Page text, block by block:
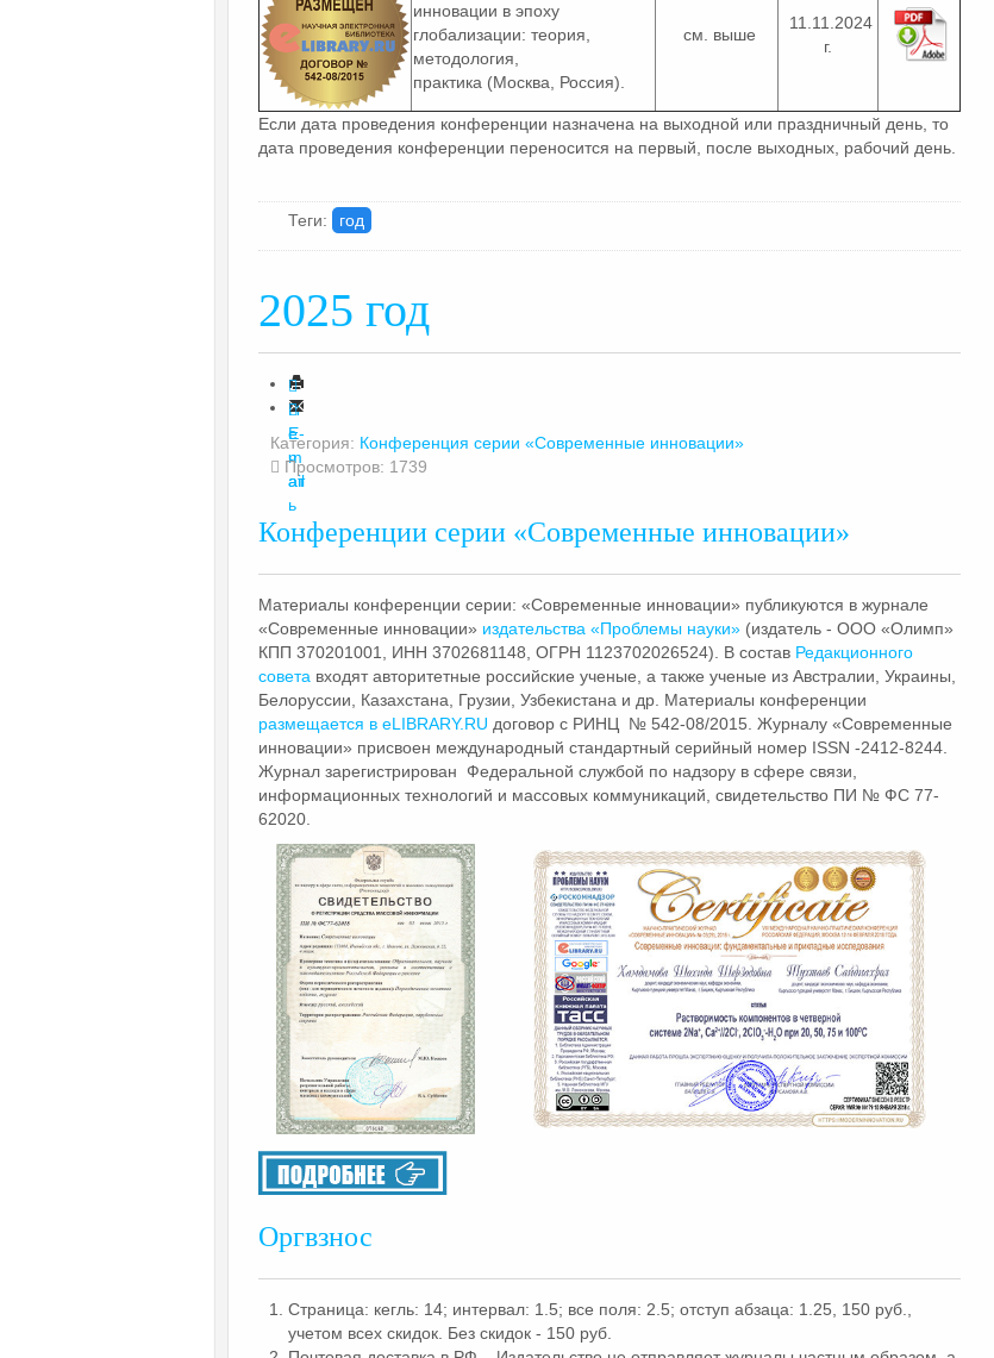
инновации в эпоху
глобализации: теория,
методология,
практика (Москва, Россия).
см. выше
11.11.2024
г.
Если дата проведения конференции назначена на выходной или праздничный день, то
дата проведения конференции переносится на первый, после выходных, рабочий день.
Теги: год
2025 год
П
е
ч
ат
ь
E-
m
ail
Категория: Конференция серии «Современные инновации»
Просмотров: 1739
Конференции серии «Современные инновации»
Материалы конференции серии: «Современные инновации» публикуются в журнале
«Современные инновации» издательства «Проблемы науки» (издатель - ООО «Олимп»
КПП 370201001, ИНН 3702681148, ОГРН 1123702026524). В состав Редакционного
совета входят авторитетные российские ученые, а также ученые из Австралии, Украины,
Белоруссии, Казахстана, Грузии, Узбекистана и др. Материалы конференции
размещается в eLIBRARY.RU договор с РИНЦ № 542-08/2015. Журналу «Современные
инновации» присвоен международный стандартный серийный номер ISSN -2412-8244.
Журнал зарегистрирован Федеральной службой по надзору в сфере связи,
информационных технологий и массовых коммуникаций, свидетельство ПИ № ФС 77-
62020.
Оргвзнос
Страница: кегль: 14; интервал: 1.5; все поля: 2.5; отступ абзаца: 1.25, 150 руб.,
учетом всех скидок. Без скидок - 150 руб.